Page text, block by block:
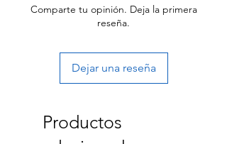
Comparte tu opinión. Deja la primera
reseña.
Dejar una reseña
Productos